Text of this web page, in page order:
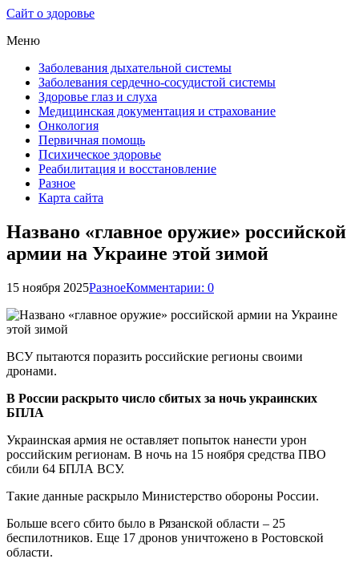
Сайт о здоровье
Меню
Заболевания дыхательной системы
Заболевания сердечно-сосудистой системы
Здоровье глаз и слуха
Медицинская документация и страхование
Онкология
Первичная помощь
Психическое здоровье
Реабилитация и восстановление
Разное
Карта сайта
Названо «главное оружие» российской
армии на Украине этой зимой
15 ноября 2025РазноеКомментарии: 0
ВСУ пытаются поразить российские регионы своими
дронами.
В России раскрыто число сбитых за ночь украинских
БПЛА
Украинская армия не оставляет попыток нанести урон
российским регионам. В ночь на 15 ноября средства ПВО
сбили 64 БПЛА ВСУ.
Такие данные раскрыло Министерство обороны России.
Больше всего сбито было в Рязанской области – 25
беспилотников. Еще 17 дронов уничтожено в Ростовской
области.